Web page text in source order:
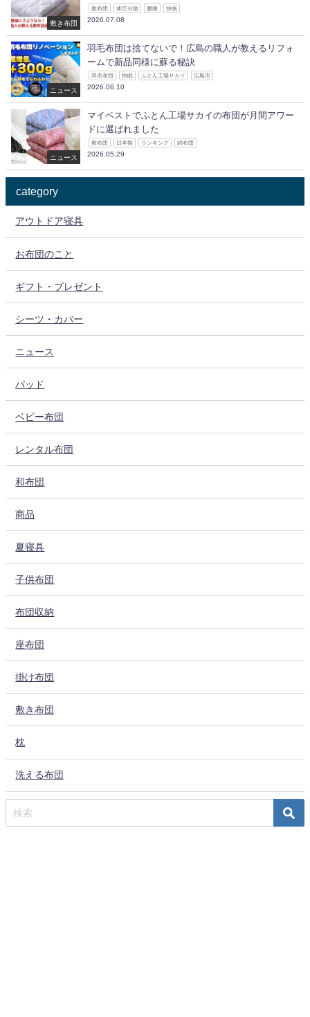
敷き布団
敷布団 体圧分散 腰痛 快眠
2026.07.08
ニュース
羽毛布団は捨てないで！広島の職人が教えるリフォ
ームで新品同様に蘇る秘訣
羽毛布団 快眠 ふとん工場サカイ 広島市
2026.06.10
ニュース
マイベストでふとん工場サカイの布団が月間アワー
ドに選ばれました
敷布団 日本製 ランキング 綿布団
2026.05.29
category
アウトドア寝具
お布団のこと
ギフト・プレゼント
シーツ・カバー
ニュース
パッド
ベビー布団
レンタル布団
和布団
商品
夏寝具
子供布団
布団収納
座布団
掛け布団
敷き布団
枕
洗える布団